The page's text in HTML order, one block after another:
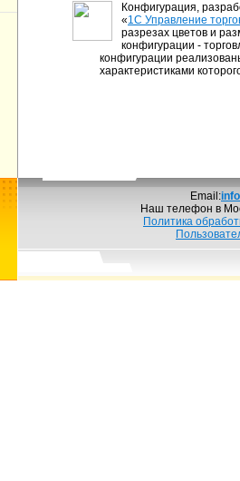
Конфигурация,
«1С Управление
разрезах цветов и
конфигурации -
конфигурации
характеристиками
Email:
Наш телефон в
Политика